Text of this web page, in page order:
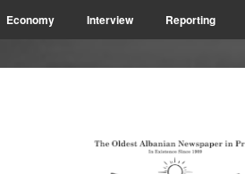
Economy Interview Reporting